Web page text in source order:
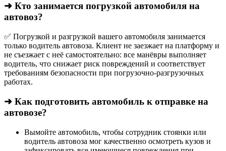
➜ Кто занимается погрузкой автомобиля на
автовоз?
✅ Погрузкой и разгрузкой вашего автомобиля занимается
только водитель автовоза. Клиент не заезжает на платформу и
не съезжает с неё самостоятельно: все манёвры выполняет
водитель, что снижает риск повреждений и соответствует
требованиям безопасности при погрузочно-разгрузочных
работах.
➜ Как подготовить автомобиль к отправке на
автовозе?
Вымойте автомобиль, чтобы сотрудник стоянки или
водитель автовоза мог качественно осмотреть кузов и